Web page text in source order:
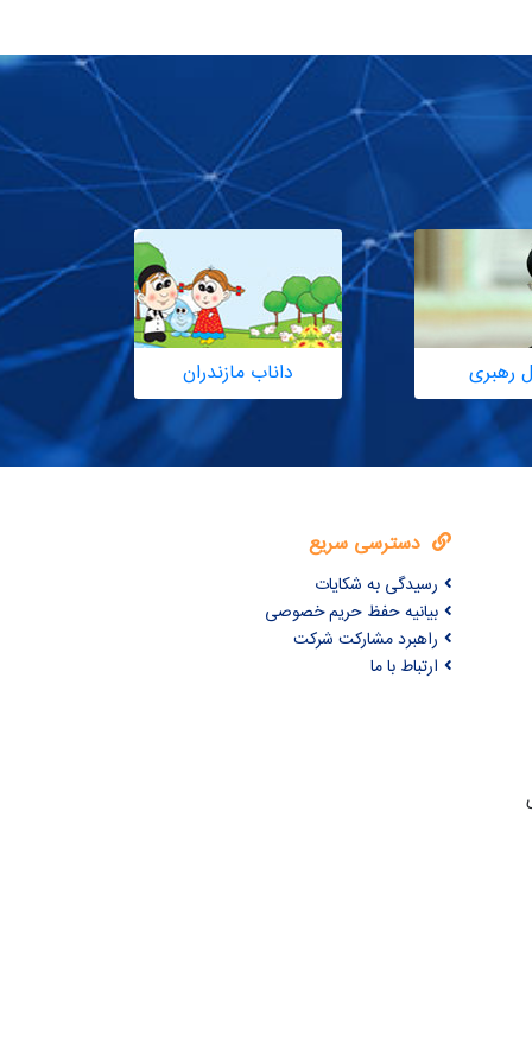
رهبری داناب مازندران
دسترسی سریع
رسیدگی به شکایات
بیانیه حفظ حریم خصوصی
راهبرد مشارکت شرکت
ارتباط با ما